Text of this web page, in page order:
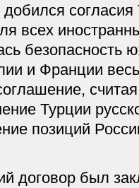
согласия
всех
безопасность
и Франции
Турции
позиций
договор был